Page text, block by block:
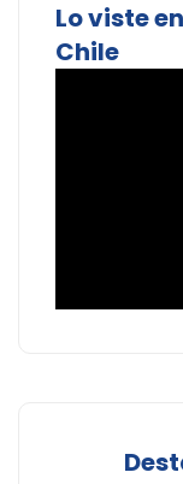
Lo viste
Chile